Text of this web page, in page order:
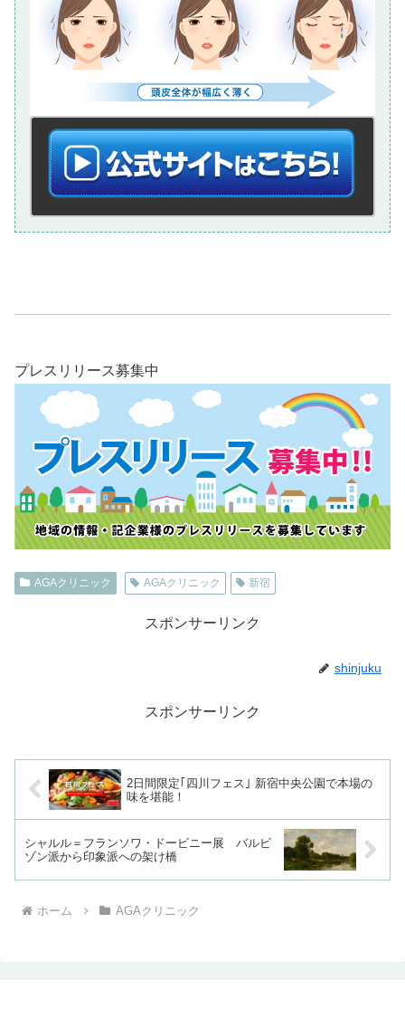
新宿区の薄毛治療・AGA治療
薄毛撲滅へ一役！ 落合陽一氏、開発に携わった
最先端の発毛機器「非接触振動圧刺激装置」を
公開
頭髪治療専門のクリニックであるDクリニックと、学校法
人日本医科大学、落合陽一氏率いるピクシーダストテクノ
ロジーズ株式会社が、今回共同研究を行い、「非接触振動
を世界で初めて立証したと発表。この研究により、これま
で薄毛が後期まで進んでしまうと治療に限界があり、ま
ート
薄毛治療のアイランドタワークリニックグループ(本院所
在地：東京都新宿区西新宿6-5-1 アイランドタワー5F)
は、20代～50代の男性1,600名を対象に、「薄毛」に関す
自毛植毛の疑問や質問トップ3は
プレスリリース募集中
AGAクリニック AGAクリニック 新宿
スポンサーリンク
shinjuku
スポンサーリンク
2日間限定｢四川フェス｣ 新宿中央公園で本場の
味を堪能！
シャルル＝フランソワ・ドービニー展 バルビ
ゾン派から印象派への架け橋
ホーム AGAクリニック